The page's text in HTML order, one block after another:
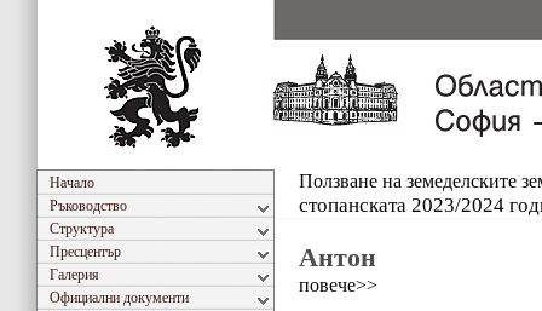
Начало
Ръководство
Структура
Пресцентър
Галерия
Официални документи
Ползване на земеделските
стопанската 2023/2024
Антон
повече>>